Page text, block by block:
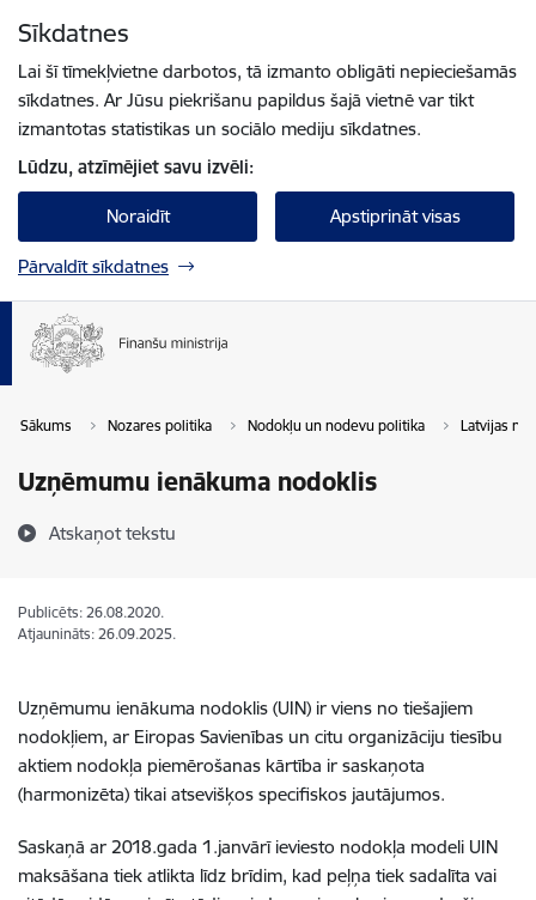
Sīkdatnes
Lai šī tīmekļvietne darbotos, tā izmanto obligāti nepieciešamās
sīkdatnes. Ar Jūsu piekrišanu papildus šajā vietnē var tikt
izmantotas statistikas un sociālo mediju sīkdatnes.
Lūdzu, atzīmējiet savu izvēli:
Noraidīt Apstiprināt visas
Pārvaldīt sīkdatnes
Sākums Nozares politika Nodokļu un nodevu politika Latvijas
Uzņēmumu ienākuma nodoklis
Atskaņot tekstu
Publicēts: 26.08.2020.
Atjaunināts: 26.09.2025.
Uzņēmumu ienākuma nodoklis (UIN) ir viens no tiešajiem
nodokļiem, ar Eiropas Savienības un citu organizāciju tiesību
aktiem nodokļa piemērošanas kārtība ir saskaņota
(harmonizēta) tikai atsevišķos specifiskos jautājumos.
Saskaņā ar 2018.gada 1.janvārī ieviesto nodokļa modeli UIN
maksāšana tiek atlikta līdz brīdim, kad peļņa tiek sadalīta vai